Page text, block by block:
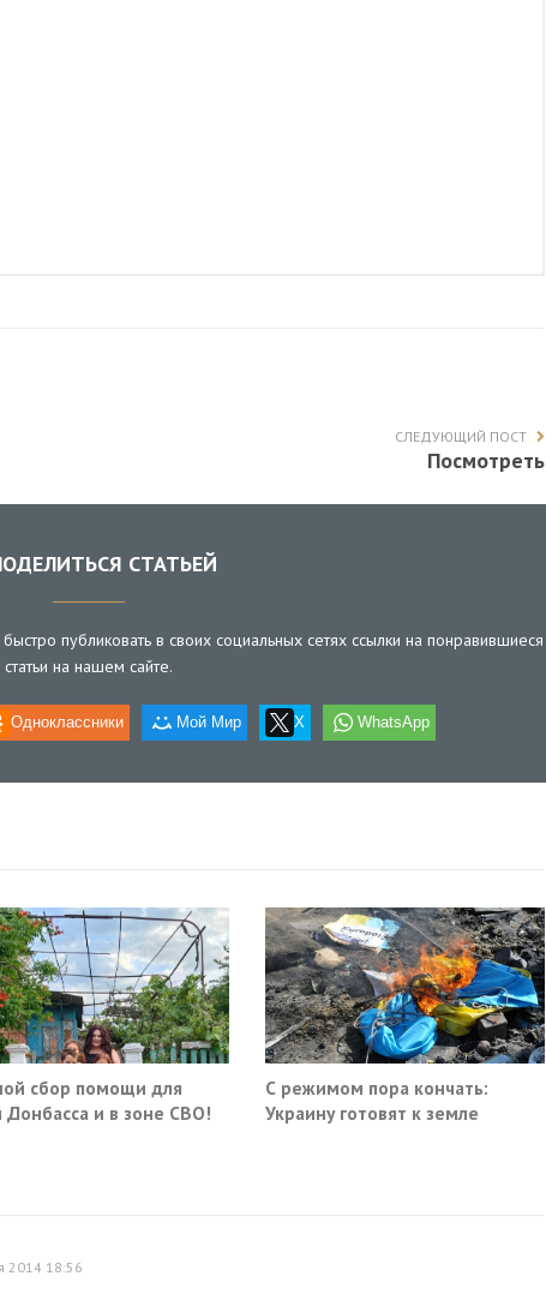
СЛЕДУЮЩИЙ ПОСТ
Посмотреть
СТАТЬЕЙ
публиковать в своих социальных сетях ссылки на понравившиеся
статьи на нашем сайте.
Одноклассники Мой Мир X WhatsApp
сбор помощи для
Донбасса и в зоне СВО!
С режимом пора кончать:
Украину готовят к земле
2014 18:56